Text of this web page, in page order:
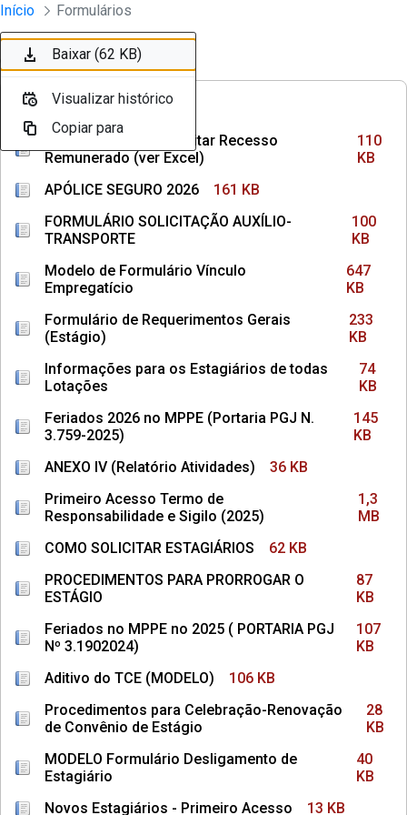
Pular para o Conteúdo principal
Divisão Minima - Escola Superior
Início Formulários
Ordenar Filtro
FREQUÊNCIAS
Como Calcular e Solicitar Recesso
Remunerado (ver Excel)
110
KB
APÓLICE SEGURO 2026
161 KB
FORMULÁRIO SOLICITAÇÃO AUXÍLIO-
TRANSPORTE
100
KB
Modelo de Formulário Vínculo
Empregatício
647
KB
Formulário de Requerimentos Gerais
(Estágio)
233
KB
Informações para os Estagiários de todas
Lotações
74
KB
Feriados 2026 no MPPE (Portaria PGJ N.
3.759-2025)
145
KB
ANEXO IV (Relatório Atividades)
36 KB
Primeiro Acesso Termo de
Responsabilidade e Sigilo (2025)
1,3
MB
COMO SOLICITAR ESTAGIÁRIOS
62 KB
PROCEDIMENTOS PARA PRORROGAR O
ESTÁGIO
87
KB
Feriados no MPPE no 2025 ( PORTARIA PGJ
Nº 3.1902024)
107
KB
Aditivo do TCE (MODELO)
106 KB
Procedimentos para Celebração-Renovação
de Convênio de Estágio
28
KB
MODELO Formulário Desligamento de
Estagiário
40
KB
Novos Estagiários - Primeiro Acesso
13 KB
Baixar (110 KB)
Visualizar histórico
Copiar para
Baixar (161 KB)
Visualizar histórico
Copiar para
Baixar (100 KB)
Visualizar histórico
Copiar para
Baixar (647 KB)
Visualizar histórico
Copiar para
Baixar (233 KB)
Visualizar histórico
Copiar para
Baixar (74 KB)
Visualizar histórico
Copiar para
Baixar (145 KB)
Visualizar histórico
Copiar para
Baixar (36 KB)
Visualizar histórico
Copiar para
Baixar (1,3 MB)
Visualizar histórico
Copiar para
Baixar (62 KB)
Visualizar histórico
Copiar para